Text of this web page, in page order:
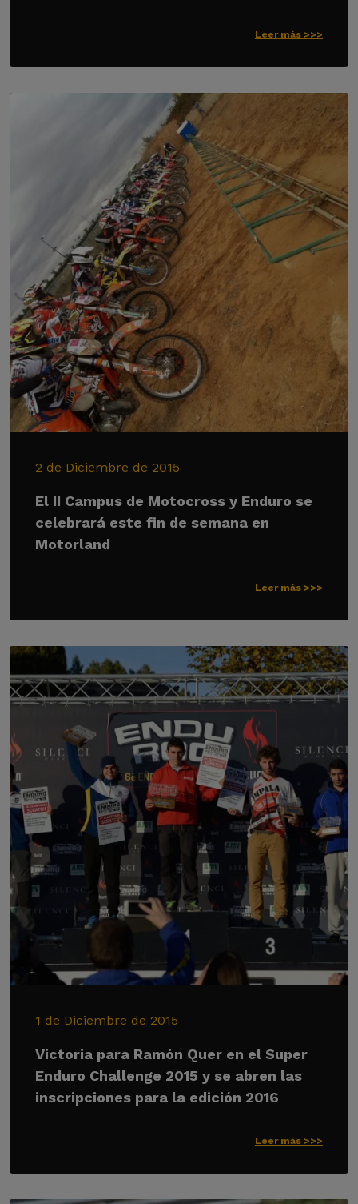
Leer más >>>
2 de Diciembre de 2015
El II Campus de Motocross y Enduro se
celebrará este fin de semana en
Motorland
Leer más >>>
1 de Diciembre de 2015
Victoria para Ramón Quer en el Super
Enduro Challenge 2015 y se abren las
inscripciones para la edición 2016
Leer más >>>